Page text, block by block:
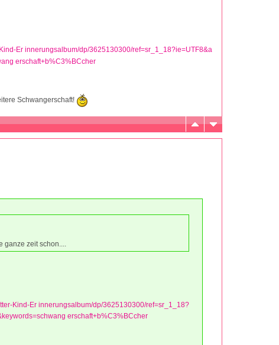
Er innerungsalbum/dp/3625130300/ref=sr_1_18?ie=UTF8&a
erschaft+b%C3%BCcher
Schwangerschaft!
zeit schon....
Kind-Er innerungsalbum/dp/3625130300/ref=sr_1_18?
erschaft+b%C3%BCcher